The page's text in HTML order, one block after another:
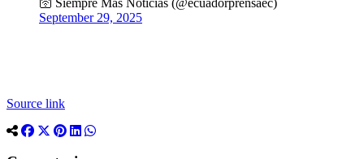
September 29, 2025
Source link